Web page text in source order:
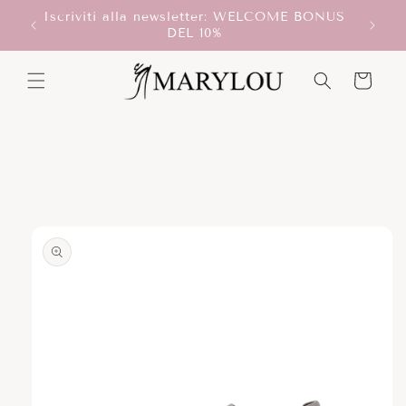
direttamente
Iscriviti alla newsletter: WELCOME BONUS
DEL 10%
Carrello